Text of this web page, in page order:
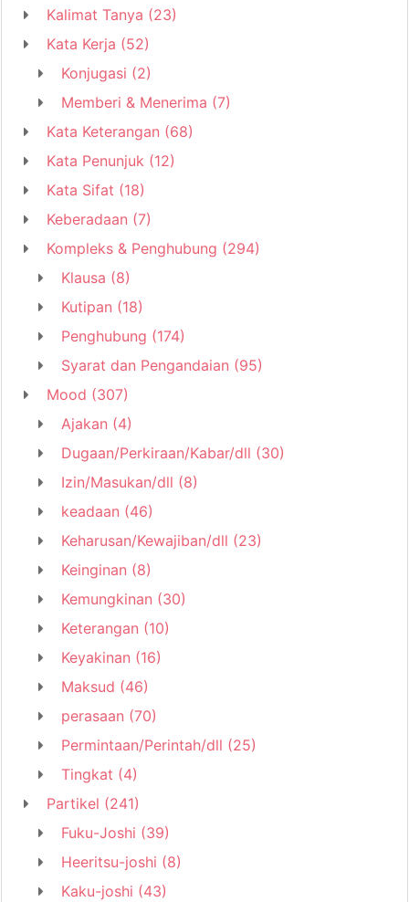
Kalimat Tanya (23)
Kata Kerja (52)
Konjugasi (2)
Memberi & Menerima (7)
Kata Keterangan (68)
Kata Penunjuk (12)
Kata Sifat (18)
Keberadaan (7)
Kompleks & Penghubung (294)
Klausa (8)
Kutipan (18)
Penghubung (174)
Syarat dan Pengandaian (95)
Mood (307)
Ajakan (4)
Dugaan/Perkiraan/Kabar/dll (30)
Izin/Masukan/dll (8)
keadaan (46)
Keharusan/Kewajiban/dll (23)
Keinginan (8)
Kemungkinan (30)
Keterangan (10)
Keyakinan (16)
Maksud (46)
perasaan (70)
Permintaan/Perintah/dll (25)
Tingkat (4)
Partikel (241)
Fuku-Joshi (39)
Heeritsu-joshi (8)
Kaku-joshi (43)